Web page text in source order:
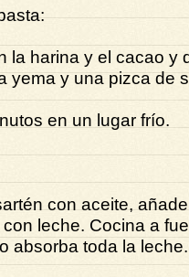
la harina y el cacao y
yema y una pizca de
en un lugar frío.
con aceite,
leche. Cocina a
absorba toda la leche.